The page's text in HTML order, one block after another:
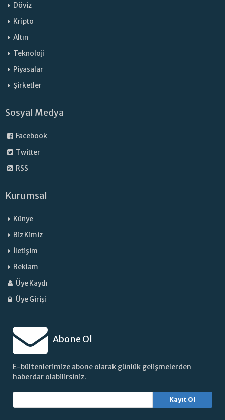
Döviz
Kripto
Altın
Teknoloji
Piyasalar
Şirketler
Sosyal Medya
Facebook
Twitter
RSS
Kurumsal
Künye
Biz Kimiz
İletişim
Reklam
Üye Kaydı
Üye Girişi
Abone Ol
E-bültenlerimize abone olarak günlük gelişmelerden
haberdar olabilirsiniz.
Kayıt Ol